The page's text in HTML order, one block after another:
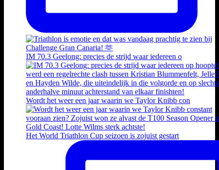
IM 70.3 Geelong: precies de strijd waar iedereen o
Wordt het weer een jaar waarin we Taylor Knibb con
Het World Triathlon Cup seizoen is zojuist gestart